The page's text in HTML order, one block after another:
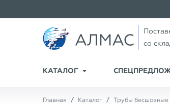
со
КАТАЛОГ
Главная Каталог Трубы бесшовные